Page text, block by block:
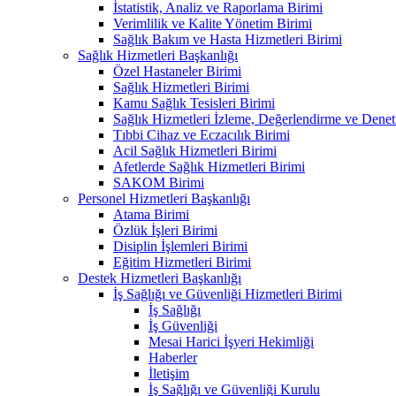
İstatistik, Analiz ve Raporlama Birimi
Verimlilik ve Kalite Yönetim Birimi
Sağlık Bakım ve Hasta Hizmetleri Birimi
Sağlık Hizmetleri Başkanlığı
Özel Hastaneler Birimi
Sağlık Hizmetleri Birimi
Kamu Sağlık Tesisleri Birimi
Sağlık Hizmetleri İzleme, Değerlendirme ve
Tıbbi Cihaz ve Eczacılık Birimi
Acil Sağlık Hizmetleri Birimi
Afetlerde Sağlık Hizmetleri Birimi
SAKOM Birimi
Personel Hizmetleri Başkanlığı
Atama Birimi
Özlük İşleri Birimi
Disiplin İşlemleri Birimi
Eğitim Hizmetleri Birimi
Destek Hizmetleri Başkanlığı
İş Sağlığı ve Güvenliği Hizmetleri Birimi
İş Sağlığı
İş Güvenliği
Mesai Harici İşyeri Hekimliği
Haberler
İletişim
İş Sağlığı ve Güvenliği Kurulu